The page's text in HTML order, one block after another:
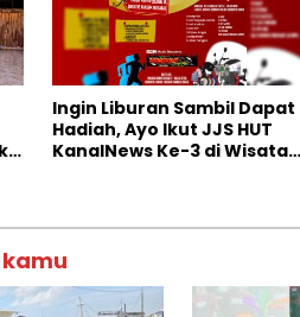
Ingin Liburan Sambil Dapat
Hadiah, Ayo Ikut JJS HUT
KanalNews Ke-3 di Wisata